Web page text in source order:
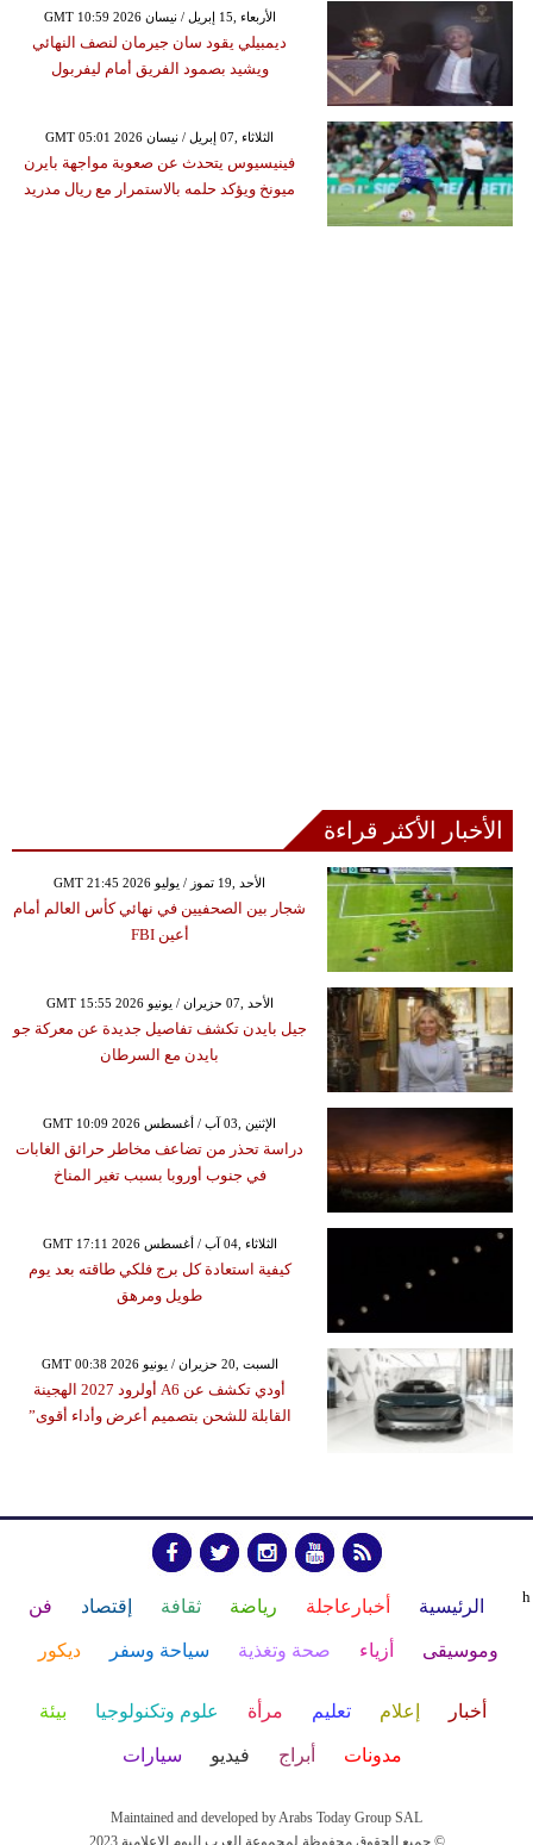
GMT 10:59 2026 الأربعاء ,15 إبريل / نيسان
ديمبيلي يقود سان جيرمان لنصف النهائي
ويشيد بصمود الفريق أمام ليفربول
GMT 05:01 2026 الثلاثاء ,07 إبريل / نيسان
فينيسيوس يتحدث عن صعوبة مواجهة بايرن
ميونخ ويؤكد حلمه بالاستمرار مع ريال مدريد
الأخبار الأكثر قراءة
GMT 21:45 2026 الأحد ,19 تموز / يوليو
شجار بين الصحفيين في نهائي كأس العالم أمام
أعين FBI
GMT 15:55 2026 الأحد ,07 حزيران / يونيو
جيل بايدن تكشف تفاصيل جديدة عن معركة جو
بايدن مع السرطان
GMT 10:09 2026 الإثنين ,03 آب / أغسطس
دراسة تحذر من تضاعف مخاطر حرائق الغابات
في جنوب أوروبا بسبب تغير المناخ
GMT 17:11 2026 الثلاثاء ,04 آب / أغسطس
كيفية استعادة كل برج فلكي طاقته بعد يوم
طويل ومرهق
GMT 00:38 2026 السبت ,20 حزيران / يونيو
أودي تكشف عن A6 أولرود 2027 الهجينة
القابلة للشحن بتصميم أعرض وأداء أقوى”
h الرئيسية أخبارعاجلة رياضة ثقافة إقتصاد فن
وموسيقى أزياء صحة وتغذية سياحة وسفر ديكور
أخبار إعلام تعليم مرأة علوم وتكنولوجيا بيئة
مدونات أبراج فيديو سيارات
Maintained and developed by Arabs Today Group SAL